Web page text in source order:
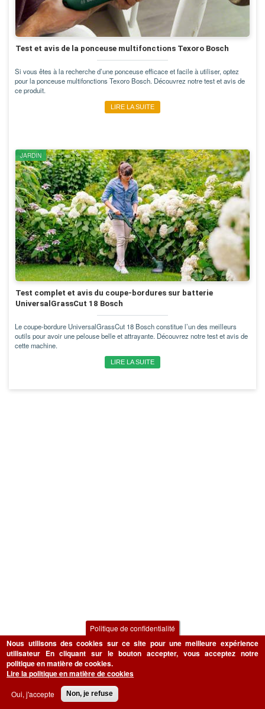
Test et avis de la ponceuse multifonctions Texoro Bosch
Si vous êtes à la recherche d’une ponceuse efficace et facile à utiliser, optez
pour la ponceuse multifonctions Texoro Bosch. Découvrez notre test et avis de
ce produit.
LIRE LA SUITE
JARDIN
Test complet et avis du coupe-bordures sur batterie
UniversalGrassCut 18 Bosch
Le coupe-bordure UniversalGrassCut 18 Bosch constitue l’un des meilleurs
outils pour avoir une pelouse belle et attrayante. Découvrez notre test et avis de
cette machine.
LIRE LA SUITE
NOUVEAUTÉS PRODUIT
Politique de confidentialité
Nous utilisons des cookies sur ce site pour une meilleure expérience
utilisateur En cliquant sur le bouton accepter, vous acceptez notre
politique en matière de cookies.
Lire la politique en matière de cookies
Oui, j'accepte Non, je refuse